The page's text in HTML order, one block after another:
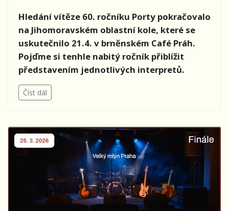
Hledání vítěze 60. ročníku Porty pokračovalo
na Jihomoravském oblastní kole, které se
uskutečnilo 21.4. v brněnském Café Práh.
Pojďme si tenhle nabitý ročník přiblížit
představením jednotlivých interpretů.
Číst dál